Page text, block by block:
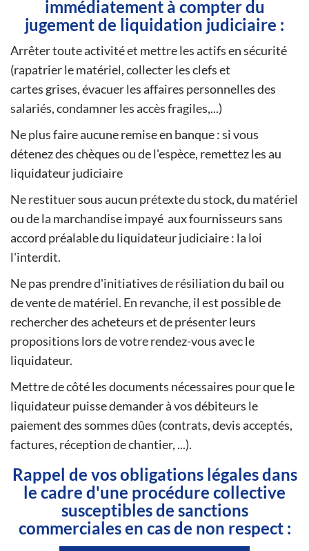
immédiatement à compter du
jugement de liquidation judiciaire :
Arrêter toute activité et mettre les actifs en sécurité
(rapatrier le matériel, collecter les clefs et
cartes grises, évacuer les affaires personnelles des
salariés, condamner les accès fragiles,...)
Ne plus faire aucune remise en banque : si vous
détenez des chèques ou de l'espèce, remettez les au
liquidateur judiciaire
Ne restituer sous aucun prétexte du stock, du matériel
ou de la marchandise impayé aux fournisseurs sans
accord préalable du liquidateur judiciaire : la loi
l'interdit.
Ne pas prendre d'initiatives de résiliation du bail ou
de vente de matériel. En revanche, il est possible de
rechercher des acheteurs et de présenter leurs
propositions lors de votre rendez-vous avec le
liquidateur.
Mettre de côté les documents nécessaires pour que le
liquidateur puisse demander à vos débiteurs le
paiement des sommes dûes (contrats, devis acceptés,
factures, réception de chantier, ...).
Rappel de vos obligations légales dans
le cadre d'une procédure collective
susceptibles de sanctions
commerciales en cas de non respect :